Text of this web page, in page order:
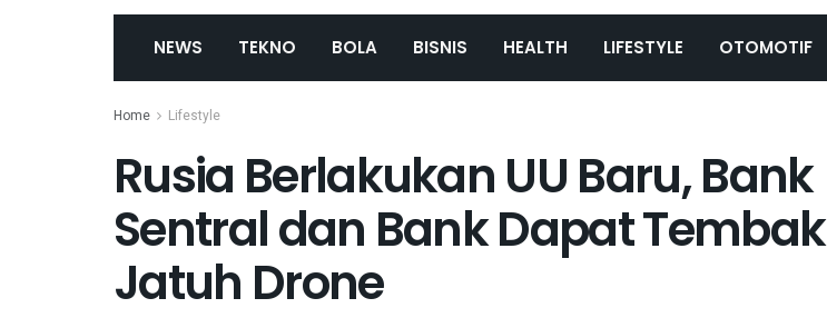
NEWS TEKNO BOLA BISNIS HEALTH LIFESTYLE OTOMOTIF
Home Lifestyle
Rusia Berlakukan UU Baru, Bank
Sentral dan Bank Dapat Tembak
Jatuh Drone